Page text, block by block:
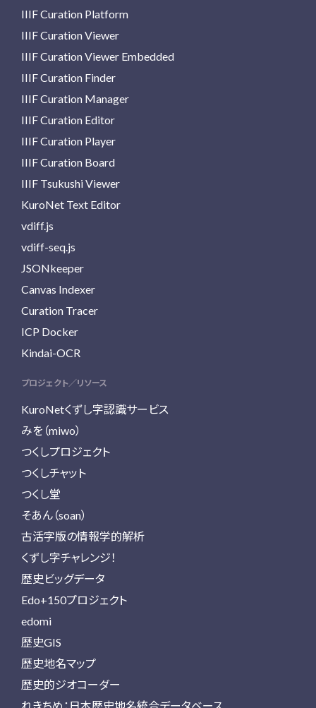
IIIF Curation Platform
IIIF Curation Viewer
IIIF Curation Viewer Embedded
IIIF Curation Finder
IIIF Curation Manager
IIIF Curation Editor
IIIF Curation Player
IIIF Curation Board
IIIF Tsukushi Viewer
KuroNet Text Editor
vdiff.js
vdiff-seq.js
JSONkeeper
Canvas Indexer
Curation Tracer
ICP Docker
Kindai-OCR
プロジェクト／リソース
KuroNetくずし字認識サービス
みを（miwo）
つくしプロジェクト
つくしチャット
つくし堂
そあん（soan）
古活字版の情報学的解析
くずし字チャレンジ！
歴史ビッグデータ
Edo+150プロジェクト
edomi
歴史GIS
歴史地名マップ
歴史的ジオコーダー